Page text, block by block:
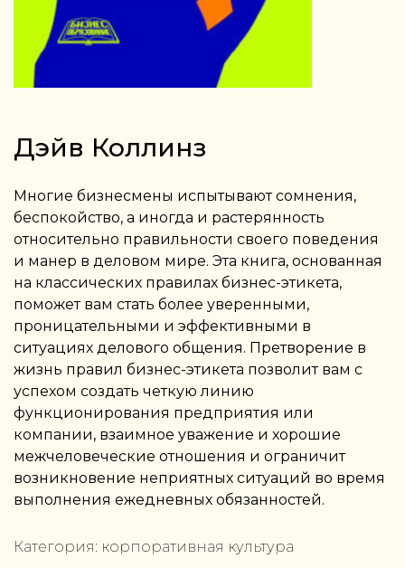
Дэйв Коллинз
Многие бизнесмены испытывают сомнения,
беспокойство, а иногда и растерянность
относительно правильности своего поведения
и манер в деловом мире. Эта книга, основанная
на классических правилах бизнес-этикета,
поможет вам стать более уверенными,
проницательными и эффективными в
ситуациях делового общения. Претворение в
жизнь правил бизнес-этикета позволит вам с
успехом создать четкую линию
функционирования предприятия или
компании, взаимное уважение и хорошие
межчеловеческие отношения и ограничит
возникновение неприятных ситуаций во время
выполнения ежедневных обязанностей.
Категория: корпоративная культура